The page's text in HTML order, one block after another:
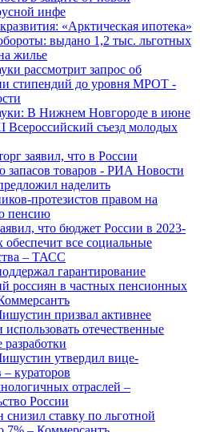
инфе
«Арктическая ипотека»
выдано 1,2 тыс. льготных
жилье
рассмотрит запрос об
стипендий до уровня МРОТ -
В Нижнем Новгороде в июне
Всероссийский съезд молодых
заявил, что в России
запасов товаров - РИА Новости
наделить
протезистов правом на
пенсию
что бюджет России в 2023-
обеспечит все социальные
– ТАСС
гарантирование
россиян в частных пенсионных
призвал активнее
использовать отечественные
утвердил вице-
– кураторов
отраслей –
России
ставку по льготной